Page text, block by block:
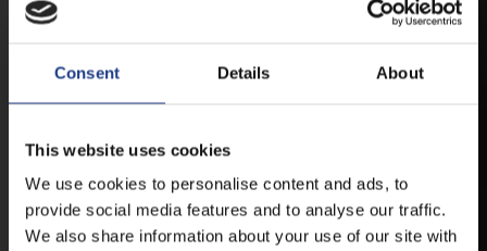
Consent Details About
This website uses cookies
We use cookies to personalise content and ads, to
provide social media features and to analyse our traffic.
We also share information about your use of our site with